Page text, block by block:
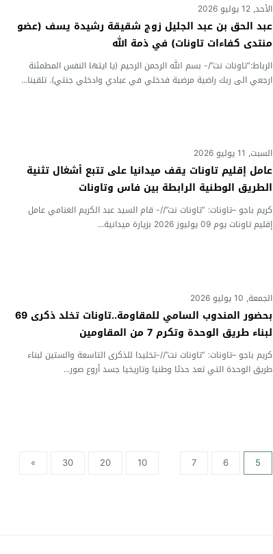
الأحد, 12 يوليو 2026
عبد الحق بن عبد الجليل زوج شقيقة رشيدة يسف (عضو
منتدى كفاءات تاونات) في ذمة الله
الرباط:”تاونات نت”/- بسم الله الرحمن الرحيم (يا ايتها النفس المطمئنة
ارجعي الى ربك راضية مرضية فدخلي في عبادي وادخلي جنتي). تلقينا...
السبت, 11 يوليو 2026
عامل إقليم تاونات يقف ميدانيا على تتبع أشغال تثنية
الطريق الوطنية الرابطة بين فاس وتاونات
كريم باجو –تاونات: ”تاونات نت”//- قام السيد عبد الكريم الغنامي عامل
إقليم تاونات يوم 09 يوليوز 2026 بزيارة ميدانية...
الجمعة, 10 يوليو 2026
بحضور المندوب السامي للمقاومة..تاونات تخلد ذكرى 69
لبناء طريق الوحدة وتكرم 7 من المقاومين
كريم باجو –تاونات: ”تاونات نت”//-تخليدا للذكرى التاسعة والستين لبناء
طريق الوحدة التي تعد حدثا وطنيا وتاريخيا جسد أروع صور...
5
6
7
10
20
30
»